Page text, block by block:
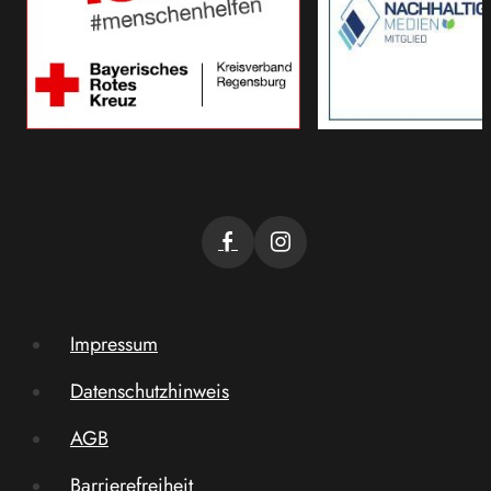
Impressum
Datenschutzhinweis
AGB